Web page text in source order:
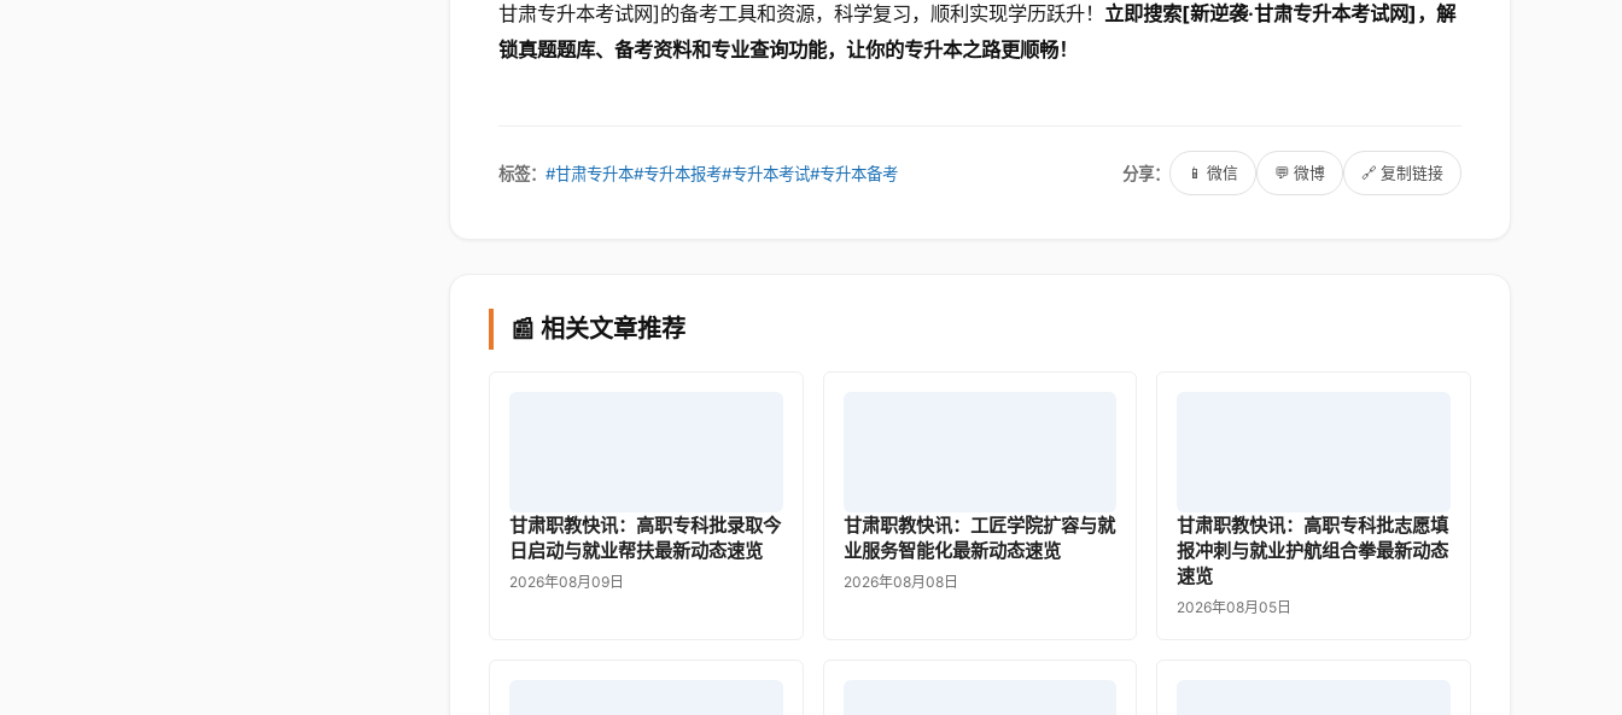
甘肃专升本考试网]的备考工具和资源，科学复习，顺利实现学历跃升！ 立即搜索[新逆袭·甘肃专升本考试网]，解
锁真题题库、备考资料和专业查询功能，让你的专升本之路更顺畅！
标签： #甘肃专升本#专升本报考#专升本考试#专升本备考 分享： 📱 微信 💬 微博 🔗 复制链接
📰 相关文章推荐
甘肃职教快讯：高职专科批录取今
日启动与就业帮扶最新动态速览
2026年08月09日
甘肃职教快讯：工匠学院扩容与就
业服务智能化最新动态速览
2026年08月08日
甘肃职教快讯：高职专科批志愿填
报冲刺与就业护航组合拳最新动态
速览
2026年08月05日